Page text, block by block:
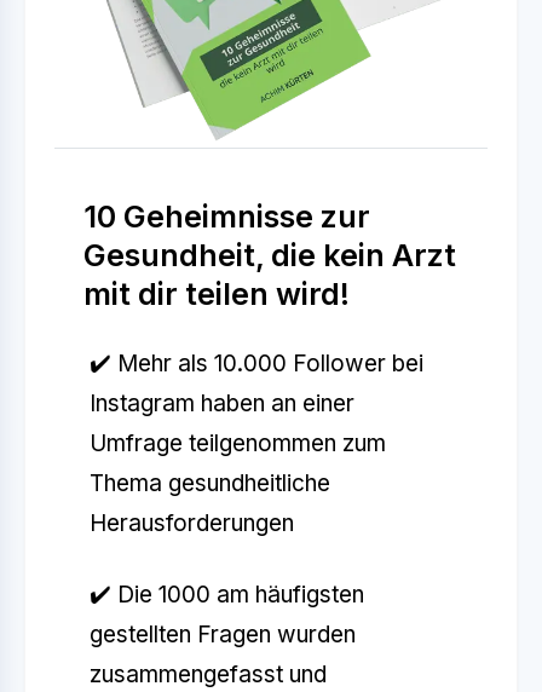
10 Geheimnisse zur
Gesundheit, die kein Arzt
mit dir teilen wird!
✔️ Mehr als 10.000 Follower bei
Instagram haben an einer
Umfrage teilgenommen zum
Thema gesundheitliche
Herausforderungen
✔️ Die 1000 am häufigsten
gestellten Fragen wurden
zusammengefasst und